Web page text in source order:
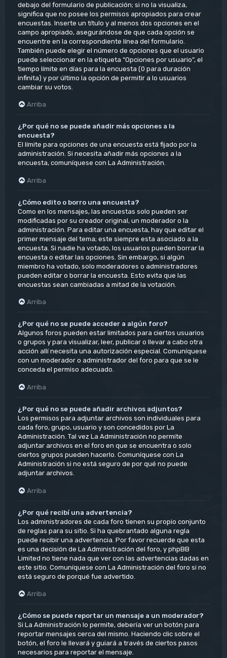
debajo del formulario de publicación; si no la visualiza,
significa que no posee los permisos apropiados para crear
encuestas. Inserte un título y al menos dos opciones en el
campo apropiado, asegurándose de que cada opción se
encuentre en la correspondiente línea del formulario.
También puede elegir el número de opciones que el usuario
puede seleccionar en la etiqueta “Opciones por usuario”, el
tiempo límite en días para la encuesta (0 para duración
infinita) y por último la opción de permitir a lo usuarios
cambiar su votos.
Arriba
¿Por qué no se puede añadir más opciones a la
encuesta?
El límite para opciones de una encuesta está fijado por la
administración. Si necesita añadir más opciones a la
encuesta, comuníquese con La Administración.
Arriba
¿Cómo edito o borro una encuesta?
Como en los mensajes, las encuestas solo pueden ser
modificadas por su creador original, un moderador o la
administración. Para editar una encuesta, hay que editar el
primer mensaje del tema; este siempre esta asociado a la
encuesta. Si nadie ha votado, los usuarios pueden borrar la
encuesta o editar las opciones. Sin embargo, si algún
miembro ha votado, solo moderadores o administradores
pueden editar o borrar la encuesta. Esto evita que las
encuestas sean cambiadas a mitad de la votación.
Arriba
¿Por qué no se puede acceder a algún foro?
Algunos foros pueden estar limitados para ciertos usuarios
o grupos y para visualizar, leer, publicar o llevar a cabo otra
acción allí necesita una autorización especial. Comuníquese
con un moderador o administrador del foro para que se le
conceda el permiso adecuado.
Arriba
¿Por qué no se puede añadir archivos adjuntos?
Los permisos para adjuntar archivos son individuales para
cada foro, grupo, usuario y son concedidos por La
Administración. Tal vez La Administración no permite
adjuntar archivos en el foro en que se encuentra o solo
ciertos grupos pueden hacerlo. Comuníquese con La
Administración si no está seguro de por qué no puede
adjuntar archivos.
Arriba
¿Por qué recibí una advertencia?
Los administradores de cada foro tienen su propio conjunto
de reglas para su sitio. Si ha quebrantado alguna regla
puede recibir una advertencia. Por favor recuerde que esta
es una decisión de La Administración del foro, y phpBB
Limited no tiene nada que ver con las advertencias dadas en
este sitio. Comuníquese con La Administración del foro si no
está seguro de porqué fue advertido.
Arriba
¿Cómo se puede reportar un mensaje a un moderador?
Si La Administración lo permite, debería ver un botón para
reportar mensajes cerca del mismo. Haciendo clic sobre el
botón, el foro le llevará y guiará a través de ciertos pasos
necesarios para reportar el mensaje.